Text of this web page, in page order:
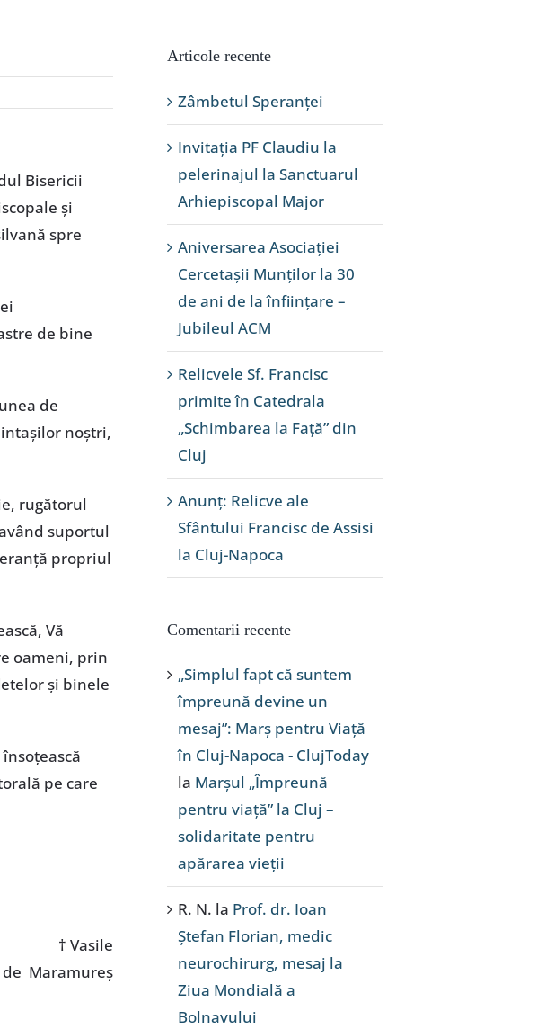
Bisericii
și
spre
de bine
de
noștri,
rugătorul
suportul
propriul
Vă
oameni, prin
și binele
pe care
† Vasile
de Maramureș
Articole recente
Zâmbetul Speranței
Invitația PF Claudiu la
pelerinajul la Sanctuarul
Arhiepiscopal Major
Aniversarea Asociației
Cercetașii Munților la 30
de ani de la înființare –
Jubileul ACM
Relicvele Sf. Francisc
primite în Catedrala
„Schimbarea la Față” din
Cluj
Anunț: Relicve ale
Sfântului Francisc de Assisi
la Cluj-Napoca
Comentarii recente
„Simplul fapt că suntem
împreună devine un
mesaj”: Marș pentru Viață
în Cluj-Napoca - ClujToday
la Marșul „Împreună
pentru viață” la Cluj –
solidaritate pentru
apărarea vieții
R. N. la Prof. dr. Ioan
Ștefan Florian, medic
neurochirurg, mesaj la
Ziua Mondială a
Bolnavului